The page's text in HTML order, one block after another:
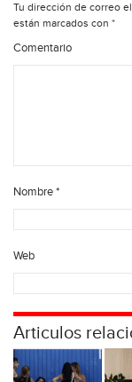
Tu dirección de correo
están marcados con *
Comentario
Nombre*
Web
Articulos